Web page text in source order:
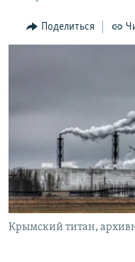
поиску
ИНТЕРАКТИВ
ИНФОГРАФИКА
ПОБЕДИТЕЛЕЙ НЕ СУДЯТ?
КРЫМ.НЕПОКОРЕННЫЙ
ELIFBE
УКРАИНСКАЯ ПРОБЛЕМА
РАДІО СВОБОДА
КАК ОБОЙТИ
ПРИСОЕДИНЯЙТЕСЬ!
Все сайты RFE/RL
Поделиться
Крымский титан,